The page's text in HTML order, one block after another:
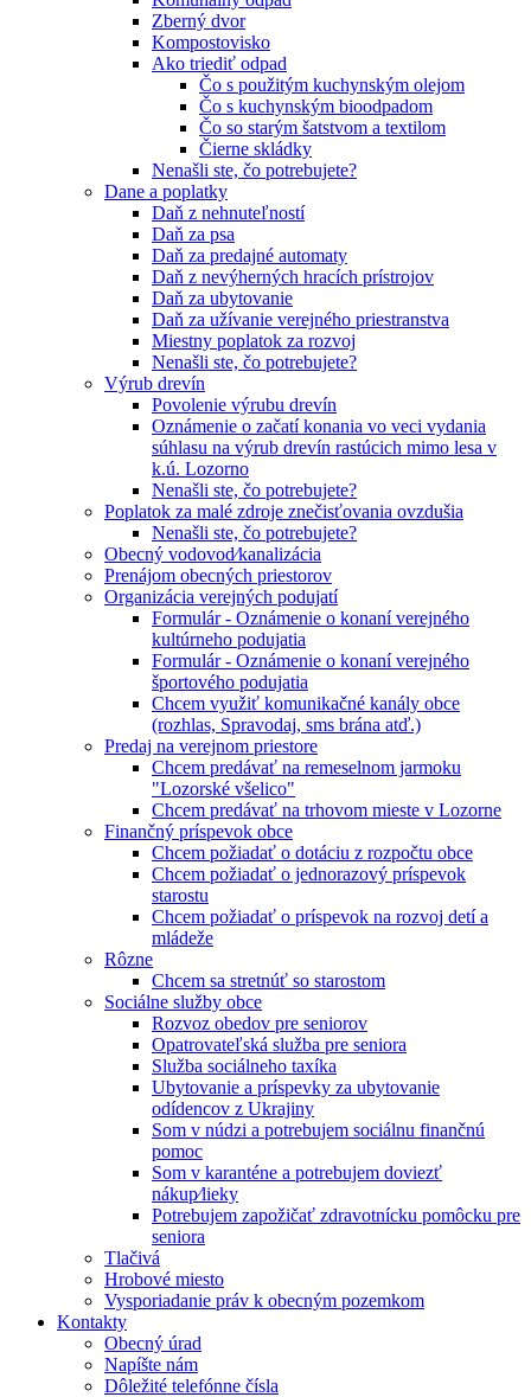
Zberný dvor
Kompostovisko
Ako triediť odpad
Čo s použitým kuchynským olejom
Čo s kuchynským bioodpadom
Čo so starým šatstvom a textilom
Čierne skládky
Nenašli ste, čo potrebujete?
Dane a poplatky
Daň z nehnuteľností
Daň za psa
Daň za predajné automaty
Daň z nevýherných hracích prístrojov
Daň za ubytovanie
Daň za užívanie verejného priestranstva
Miestny poplatok za rozvoj
Nenašli ste, čo potrebujete?
Výrub drevín
Povolenie výrubu drevín
Oznámenie o začatí konania vo veci vydania
súhlasu na výrub drevín rastúcich mimo lesa v
k.ú. Lozorno
Nenašli ste, čo potrebujete?
Poplatok za malé zdroje znečisťovania ovzdušia
Nenašli ste, čo potrebujete?
Obecný vodovod⁄kanalizácia
Prenájom obecných priestorov
Organizácia verejných podujatí
Formulár - Oznámenie o konaní verejného
kultúrneho podujatia
Formulár - Oznámenie o konaní verejného
športového podujatia
Chcem využiť komunikačné kanály obce
(rozhlas, Spravodaj, sms brána atď.)
Predaj na verejnom priestore
Chcem predávať na remeselnom jarmoku
"Lozorské všelico"
Chcem predávať na trhovom mieste v Lozorne
Finančný príspevok obce
Chcem požiadať o dotáciu z rozpočtu obce
Chcem požiadať o jednorazový príspevok
starostu
Chcem požiadať o príspevok na rozvoj detí a
mládeže
Rôzne
Chcem sa stretnúť so starostom
Sociálne služby obce
Rozvoz obedov pre seniorov
Opatrovateľská služba pre seniora
Služba sociálneho taxíka
Ubytovanie a príspevky za ubytovanie
odídencov z Ukrajiny
Som v núdzi a potrebujem sociálnu finančnú
pomoc
Som v karanténe a potrebujem doviezť
nákup⁄lieky
Potrebujem zapožičať zdravotnícku pomôcku pre
seniora
Tlačivá
Hrobové miesto
Vysporiadanie práv k obecným pozemkom
Kontakty
Obecný úrad
Napíšte nám
Dôležité telefónne čísla